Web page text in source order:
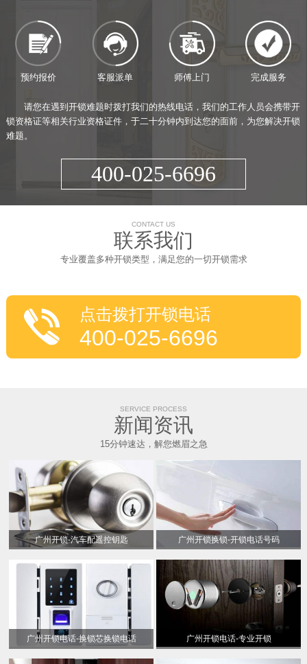
预约报价 客服派单 师傅上门 完成服务
请您在遇到开锁难题时拨打我们的热线电话，我们的工作人员会携带开
锁资格证等相关行业资格证件，于二十分钟内到达您的面前，为您解决开锁
难题。
400-025-6696
CONTACT US
联系我们
专业覆盖多种开锁类型，满足您的一切开锁需求
点击拨打开锁电话
400-025-6696
SERVICE PROCESS
新闻资讯
15分钟速达，解您燃眉之急
广州开锁-汽车配遥控钥匙 广州开锁换锁-开锁电话号码
广州开锁电话-换锁芯换锁电话 广州开锁电话-专业开锁